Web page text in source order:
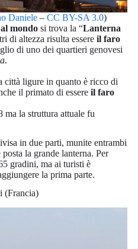
Daniele –CC BY-SA 3.0)
mondo si trova la “Lanterna
di altezza risulta essere il faro
di uno dei quartieri genovesi
.
città ligure in quanto è ricco di
il primato di essere il faro
ma la struttura attuale fu
in due parti, munite entrambi
la grande lanterna. Per
gradini, ma ai turisti è
la prima parte.
(Francia)